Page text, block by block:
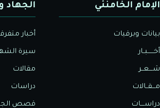
الإمام الخامنئي
بيانات وبرقيات
أخــــــبــار
شــــعــر
مـــقــالات
دراســــات
الجهاد
أخبار
سيرة
مقالات
دراسات
قصص